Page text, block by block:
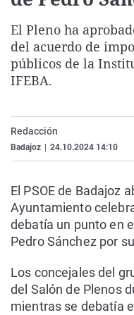
El Pleno ha
del acuerdo de
públicos de la
IFEBA.
Redacción
Badajoz 24.10.2024 14:10
El PSOE de Badajoz
Ayuntamiento
debatía un punto en
Pedro Sánchez por
Los concejales del
del Salón de Plenos
mientras se debatía